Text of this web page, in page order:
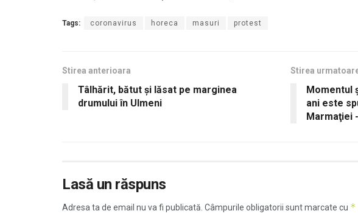
Tags: coronavirus horeca masuri protest
Stirea anterioara
Tâlhărit, bătut şi lăsat pe marginea
drumului în Ulmeni
Stirea
Momentul
ani este
Marmaţiei
Lasă un răspuns
Adresa ta de email nu va fi publicată. Câmpurile obligatorii sunt marcate cu *